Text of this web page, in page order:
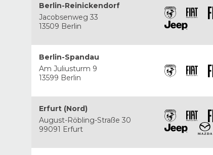
Berlin-Reinickendorf
Jacobsenweg 33
13509 Berlin
Berlin-Spandau
Am Juliusturm 9
13599 Berlin
Erfurt (Nord)
August-Röbling-Straße 30
99091 Erfurt